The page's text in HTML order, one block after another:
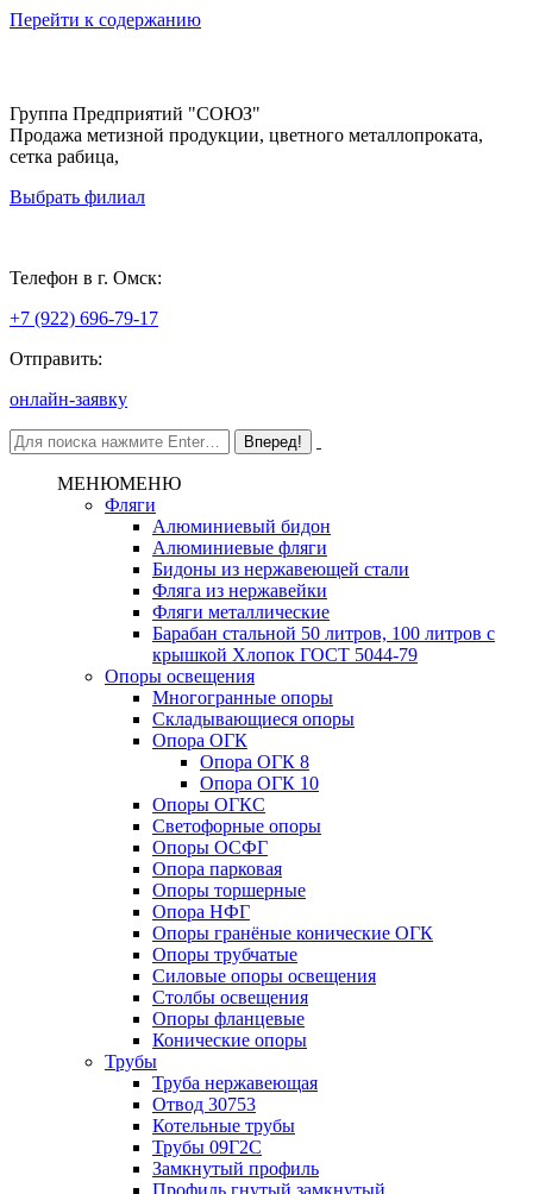
Перейти к содержанию
Группа Предприятий "СОЮЗ"
Продажа метизной продукции, цветного металлопроката,
сетка рабица,
Выбрать филиал
Телефон в г. Омск:
+7 (922) 696-79-17
Отправить:
онлайн-заявку
МЕНЮМЕНЮ
Фляги
Алюминиевый бидон
Алюминиевые фляги
Бидоны из нержавеющей стали
Фляга из нержавейки
Фляги металлические
Барабан стальной 50 литров, 100 литров с
крышкой Хлопок ГОСТ 5044-79
Опоры освещения
Многогранные опоры
Складывающиеся опоры
Опора ОГК
Опора ОГК 8
Опора ОГК 10
Опоры ОГКС
Светофорные опоры
Опоры ОСФГ
Опора парковая
Опоры торшерные
Опора НФГ
Опоры гранёные конические ОГК
Опоры трубчатые
Силовые опоры освещения
Столбы освещения
Опоры фланцевые
Конические опоры
Трубы
Труба нержавеющая
Отвод 30753
Котельные трубы
Трубы 09Г2С
Замкнутый профиль
Профиль гнутый замкнутый